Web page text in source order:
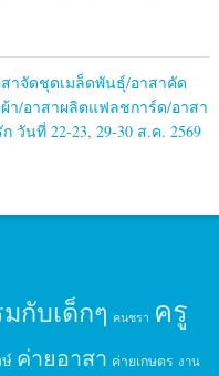
าจัดชุดเมล็ดพันธุ์/อาสาคัด
า/อาสาผลิตแฟลชการ์ด/อาสา
วันที่ 22-23, 29-30 ส.ค. 2569
กับเด็กๆ คนชรา ครู
ษ์ ค่ายอาสา ค่ายเกษตร งาน